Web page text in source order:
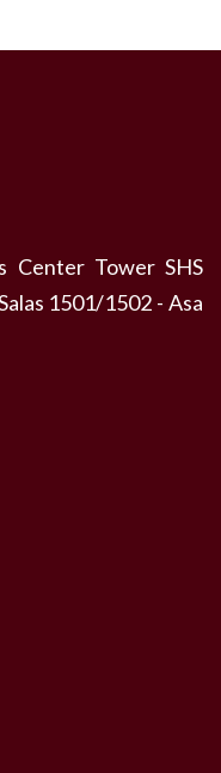
Center Tower SHS
1501/1502 - Asa